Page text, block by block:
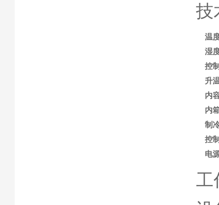
技
温
湿
控
升
内
内
制
控
电
工